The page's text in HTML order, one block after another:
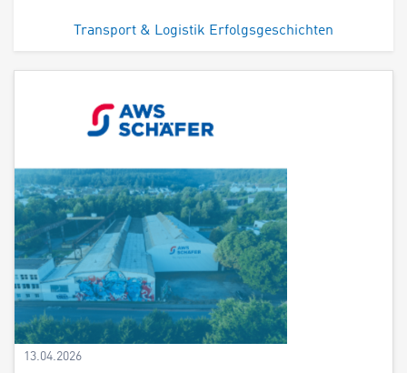
Transport & Logistik Erfolgsgeschichten
13.04.2026